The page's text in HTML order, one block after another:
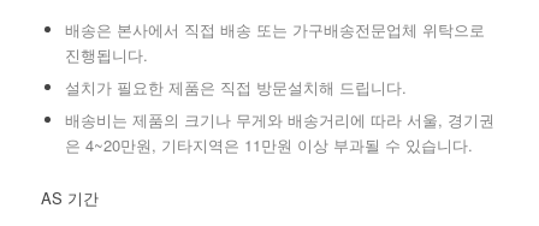
배송은 본사에서 직접 배송 또는 가구배송전문업체 위탁으로
진행됩니다.
설치가 필요한 제품은 직접 방문설치해 드립니다.
배송비는 제품의 크기나 무게와 배송거리에 따라 서울, 경기권
은 4~20만원, 기타지역은 11만원 이상 부과될 수 있습니다.
AS 기간